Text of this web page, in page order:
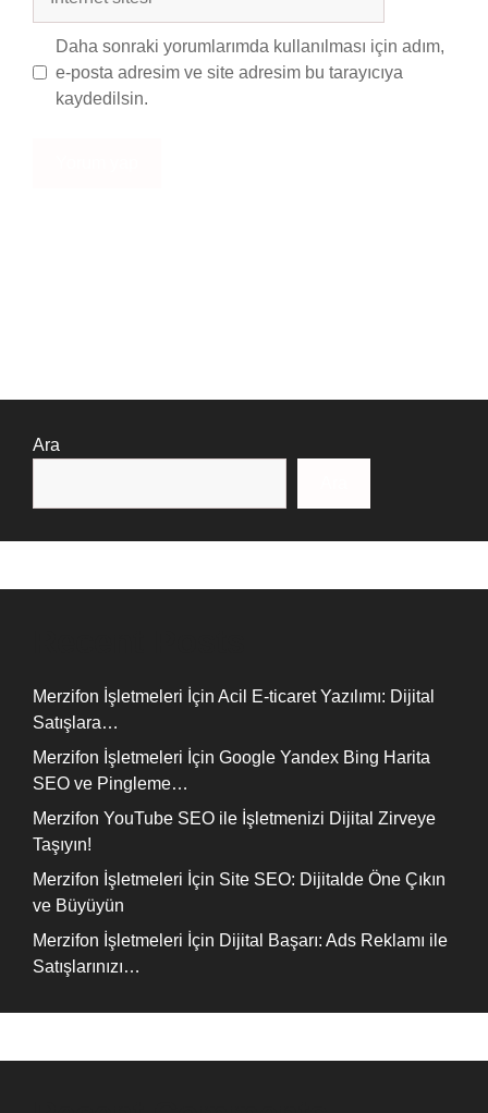
Daha sonraki yorumlarımda kullanılması için adım,
e-posta adresim ve site adresim bu tarayıcıya
kaydedilsin.
Ara
Merzifon İşletmeleri İçin Acil E-ticaret Yazılımı: Dijital
Satışlara…
Merzifon İşletmeleri İçin Google Yandex Bing Harita
SEO ve Pingleme…
Merzifon YouTube SEO ile İşletmenizi Dijital Zirveye
Taşıyın!
Merzifon İşletmeleri İçin Site SEO: Dijitalde Öne Çıkın
ve Büyüyün
Merzifon İşletmeleri İçin Dijital Başarı: Ads Reklamı ile
Satışlarınızı…